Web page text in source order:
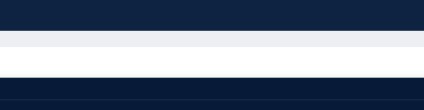
7月23日11时15分许，山西焦煤民爆集团工作人员前往景泰县境内